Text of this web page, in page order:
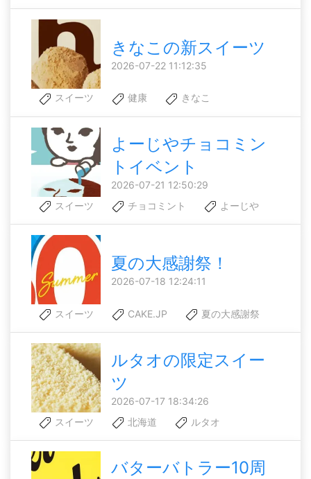
きなこの新スイーツ
2026-07-22 11:12:35
スイーツ 健康 きなこ
よーじやチョコミン
トイベント
2026-07-21 12:50:29
スイーツ
チョコミント よーじや
夏の大感謝祭！
2026-07-18 12:24:11
スイーツ CAKE.JP 夏の大感謝祭
ルタオの限定スイー
ツ
2026-07-17 18:34:26
スイーツ
北海道 ルタオ
バターバトラー10周